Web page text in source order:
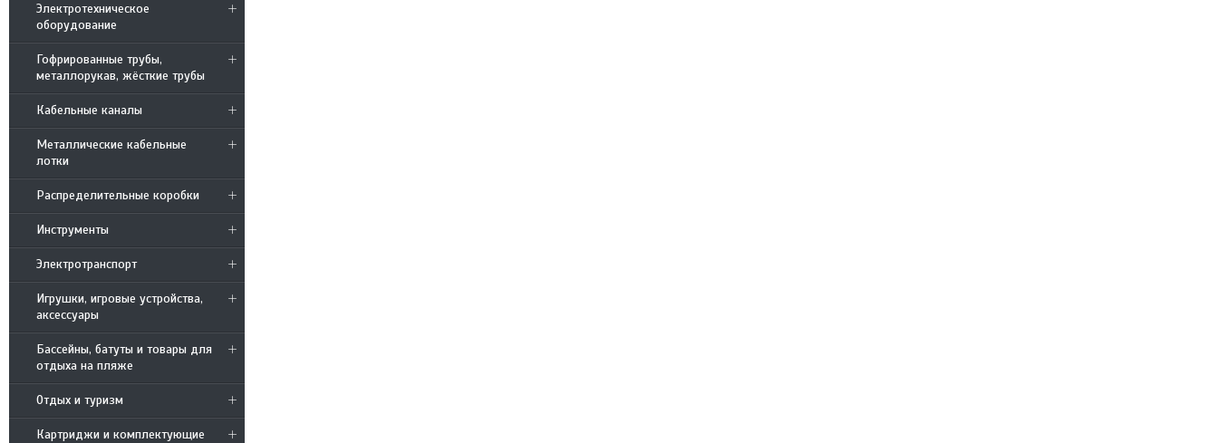
Электротехническое
оборудование
Гофрированные трубы,
металлорукав, жёсткие трубы
Кабельные каналы
Металлические кабельные
лотки
Распределительные коробки
Инструменты
Электротранспорт
Игрушки, игровые устройства,
аксессуары
Бассейны, батуты и товары для
отдыха на пляже
Отдых и туризм
Картриджи и комплектующие